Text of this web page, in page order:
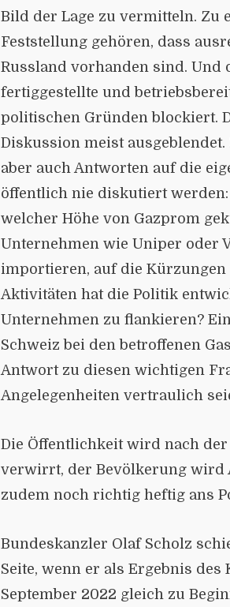
Bild der Lage zu vermitteln. Zu
Feststellung gehören, dass
Russland vorhanden sind. Und
fertiggestellte und
politischen Gründen blockiert.
Diskussion meist
aber auch Antworten auf die
öffentlich nie diskutiert
welcher Höhe von Gazprom
Unternehmen wie Uniper oder
importieren, auf die
Aktivitäten hat die Politik
Unternehmen zu flankieren?
Schweiz bei den betroffenen
Antwort zu diesen wichtigen
Angelegenheiten vertraulich
Die Öffentlichkeit wird nach
verwirrt, der Bevölkerung wird
zudem noch richtig heftig ans
Bundeskanzler Olaf Scholz
Seite, wenn er als Ergebnis
September 2022 gleich zu